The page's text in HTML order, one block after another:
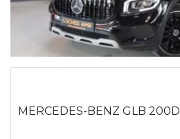
MERCEDES-BENZ GLB 200D